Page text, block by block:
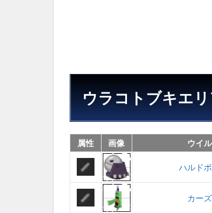
ウラコトブキエ
属性 画像 ウイ
ハルド
カー